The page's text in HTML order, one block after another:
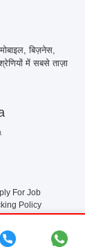
बिज़नेस,
में सबसे ताज़ा
For Job
Policy